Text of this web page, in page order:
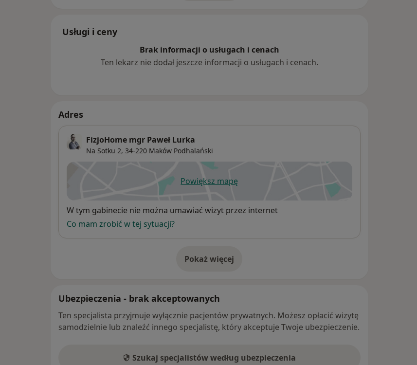
Usługi i ceny
Brak informacji o usługach i cenach
Ten lekarz nie dodał jeszcze informacji o usługach i cenach.
Adres
FizjoHome mgr Paweł Lurka
Na Sotku 2, 34-220 Maków Podhalański
Powiększ mapęotwiera się w nowej karcie
Dostępność
W tym gabinecie nie można umawiać wizyt przez internet
Co mam zrobić w tej sytuacji?
Pokaż więcej
o adresie
Ubezpieczenia - brak akceptowanych
Ten specjalista przyjmuje wyłącznie pacjentów prywatnych. Możesz opłacić wizytę
samodzielnie lub znaleźć innego specjalistę, który akceptuje Twoje ubezpieczenie.
Szukaj specjalistów według ubezpieczenia